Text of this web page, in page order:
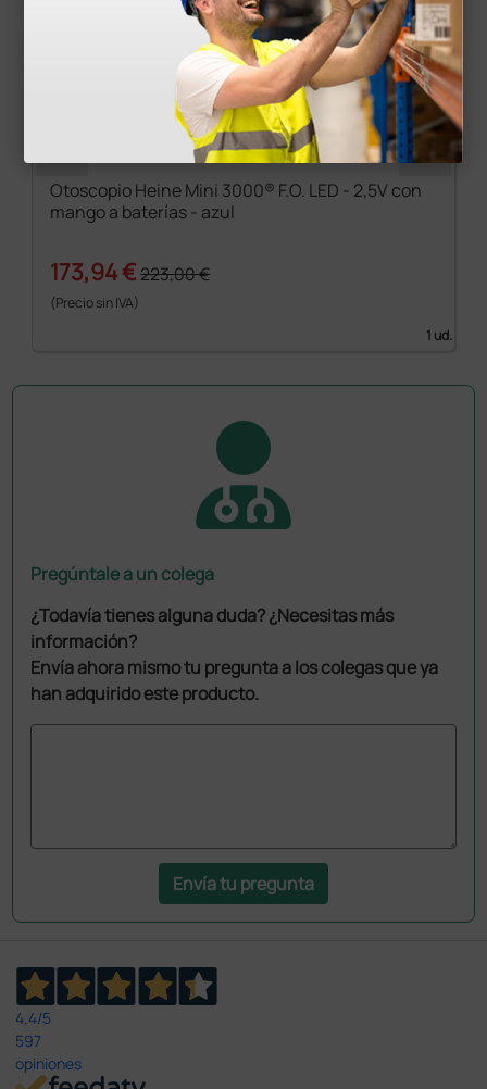
Otoscopio Heine Mini 3000® F.O. LED - 2,5V con
mango a baterías - azul
173,94 €223,00 €
(Precio sin IVA)
1 ud.
Pregúntale a un colega
¿Todavía tienes alguna duda? ¿Necesitas más
información?
Envía ahora mismo tu pregunta a los colegas que ya
han adquirido este producto.
Envía tu pregunta
4,4/5
597
opiniones